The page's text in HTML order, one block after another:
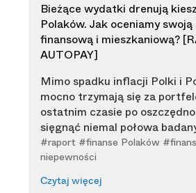
Bieżące wydatki drenują
Polaków. Jak oceniamy
finansową i mieszkaniową?
AUTOPAY]
Mimo spadku inflacji Polki i
mocno trzymają się za
ostatnim czasie po
sięgnąć niemal połowa
#raport #finanse Polaków
niepewności
Czytaj więcej